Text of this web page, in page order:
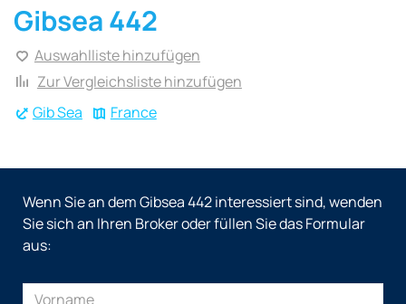
Gib Sea France
Gibsea 442
Auswahlliste hinzufügen
Zur Vergleichsliste hinzufügen
Wenn Sie an dem Gibsea 442 interessiert sind, wenden
Sie sich an Ihren Broker oder füllen Sie das Formular
aus: